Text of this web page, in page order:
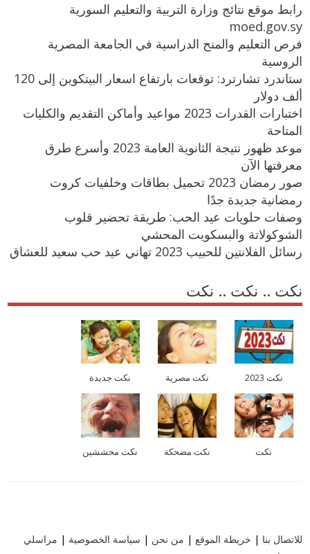
رابط موقع نتائج وزارة التربية والتعليم السورية
moed.gov.sy
فرص التعليم والمنح الدراسية في الجامعة المصرية
الروسية
ستاندرد تشارترد: توقعات بارتفاع اسعار البيتكوين إلى 120
ألف دولار
اختبارات القدرات 2023 مواعيد وأماكن التقديم والكليات
المتاحة
موعد ظهور نتيجة الثانوية العامة 2023 وأسرع طرق
معرفتها الآن
صور رمضان 2023 تحميل بطاقات وخلفيات كروت
رمضانية جديدة جدًا
وصفات حلويات عيد الحب: طريقة تحضير قلوب
الشوكولاتة والبسكويت المحشي
رسائل الفلانتين للحبيب 2023 تهاني عيد حب سعيد للعشاق
نكت .. نكت .. نكت
نكت 2023 نكت مصرية نكت جديدة
نكت نكت مضحكة نكت محششين
للاتصال بنا | خريطة الموقع | من نحن | سياسة الخصوصية | مراسلي